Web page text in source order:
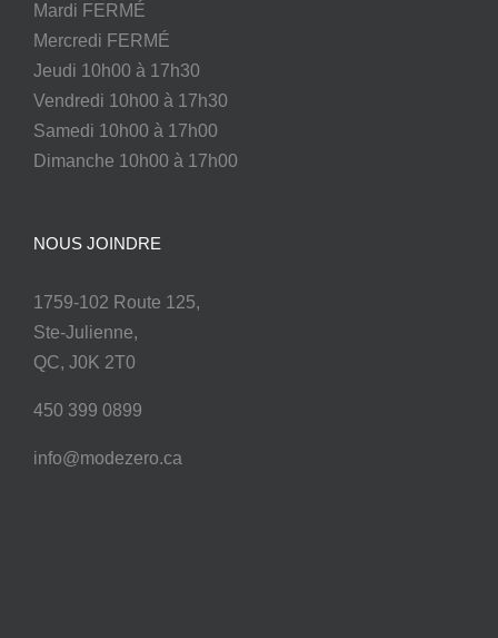
Mardi FERMÉ
Mercredi FERMÉ
Jeudi 10h00 à 17h30
Vendredi 10h00 à 17h30
Samedi 10h00 à 17h00
Dimanche 10h00 à 17h00
NOUS JOINDRE
1759-102 Route 125,
Ste-Julienne,
QC, J0K 2T0
450 399 0899
info@modezero.ca